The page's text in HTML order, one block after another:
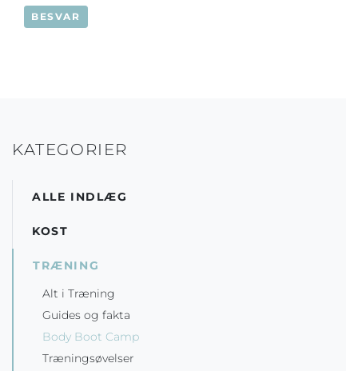
BESVAR
KATEGORIER
ALLE INDLÆG
KOST
TRÆNING
Alt i Træning
Guides og fakta
Body Boot Camp
Træningsøvelser